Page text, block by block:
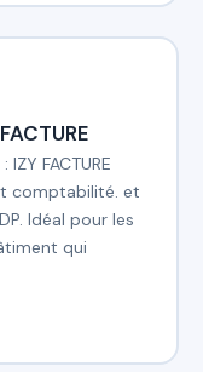
FACTURE
comptabilité. et
Idéal pour les
qui